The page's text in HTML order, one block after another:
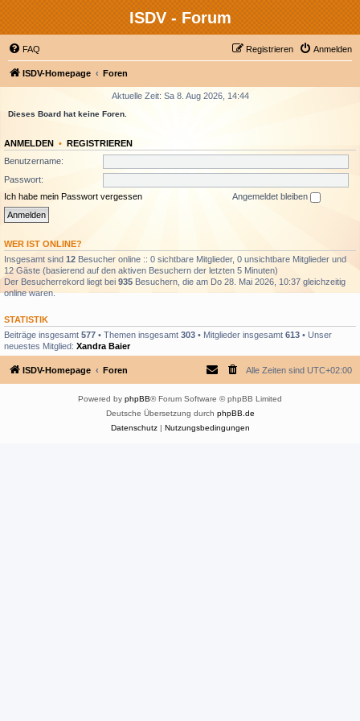
ISDV - Forum
FAQ Anmelden
Registrieren
ISDV-Homepage Foren
Aktuelle Zeit: Sa 8. Aug 2026, 14:44
Dieses Board hat keine Foren.
ANMELDEN • REGISTRIEREN
Benutzername:
Passwort:
Ich habe mein Passwort vergessen
Angemeldet bleiben
WER IST ONLINE?
Insgesamt sind 12 Besucher online :: 0 sichtbare Mitglieder, 0 unsichtbare Mitglieder und
12 Gäste (basierend auf den aktiven Besuchern der letzten 5 Minuten)
Der Besucherrekord liegt bei 935 Besuchern, die am Do 28. Mai 2026, 10:37 gleichzeitig
online waren.
STATISTIK
Beiträge insgesamt 577 • Themen insgesamt 303 • Mitglieder insgesamt 613 • Unser
neuestes Mitglied: Xandra Baier
ISDV-Homepage Foren Alle Zeiten sind UTC+02:00
Powered by phpBB® Forum Software © phpBB Limited
Deutsche Übersetzung durch phpBB.de
Datenschutz| Nutzungsbedingungen